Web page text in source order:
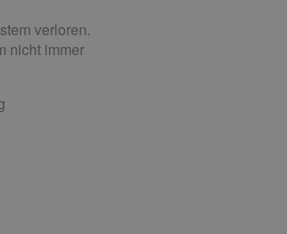
verloren.
nicht immer